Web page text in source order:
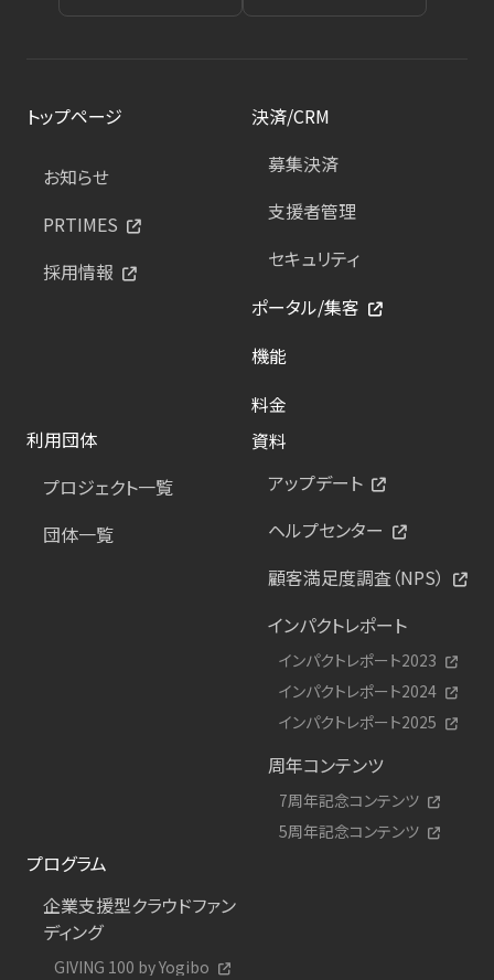
トップページ
お知らせ
PRTIMES
採用情報
決済/CRM
募集決済
支援者管理
セキュリティ
ポータル/集客
機能
料金
利用団体
プロジェクト一覧
団体一覧
資料
アップデート
ヘルプセンター
顧客満足度調査（NPS）
インパクトレポート
インパクトレポート2023
インパクトレポート2024
インパクトレポート2025
周年コンテンツ
7周年記念コンテンツ
5周年記念コンテンツ
プログラム
企業支援型クラウドファン
ディング
GIVING 100 by Yogibo